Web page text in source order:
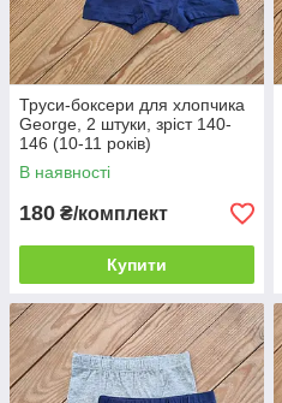
Труси-боксери для хлопчика
George, 2 штуки, зріст 140-
146 (10-11 років)
В наявності
180 ₴/комплект
Купити